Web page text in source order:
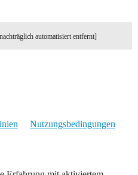
automatisiert entfernt]
Nutzungsbedingungen